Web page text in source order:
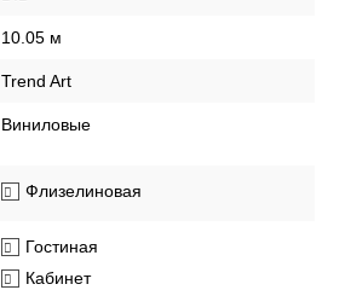
10.05 м
Trend Art
Виниловые
Флизелиновая
Гостиная
Кабинет